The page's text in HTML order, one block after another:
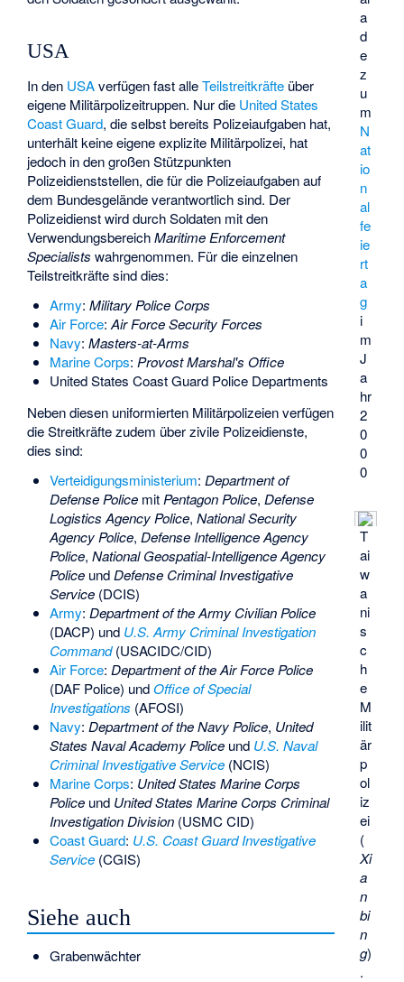
a
d
e
z
u
m
N
at
io
n
al
fe
ie
rt
a
g
i
m
J
a
hr
2
0
0
0
T
ai
w
a
ni
s
c
h
e
M
ilit
är
p
ol
iz
ei
(
Xi
a
n
bi
n
g)
.
USA
In den USAverfügen fast alleTeilstreitkräfte über
eigene Militärpolizeitruppen. Nur die United States
Coast Guard, die selbst bereits Polizeiaufgaben hat,
unterhält keine eigene explizite Militärpolizei, hat
jedoch in den großen Stützpunkten
Polizeidienststellen, die für die Polizeiaufgaben auf
dem Bundesgelände verantwortlich sind. Der
Polizeidienst wird durch Soldaten mit den
VerwendungsbereichMaritime Enforcement
Specialists wahrgenommen. Für die einzelnen
Teilstreitkräfte sind dies:
Army: Military Police Corps
Air Force:Air Force Security Forces
Navy: Masters-at-Arms
Marine Corps: Provost Marshal's Office
United States Coast Guard Police Departments
Neben diesen uniformierten Militärpolizeien verfügen
die Streitkräfte zudem über zivile Polizeidienste,
dies sind:
Verteidigungsministerium: Department of
Defense PolicemitPentagon Police, Defense
Logistics Agency Police, National Security
Agency Police, Defense Intelligence Agency
Police, National Geospatial-Intelligence Agency
PoliceundDefense Criminal Investigative
Service(DCIS)
Army: Department of the Army Civilian Police
(DACP) und U.S. Army Criminal Investigation
Command(USACIDC/CID)
Air Force: Department of the Air Force Police
(DAF Police) undOffice of Special
Investigations (AFOSI)
Navy: Department of the Navy Police, United
States Naval Academy Policeund U.S. Naval
Criminal Investigative Service(NCIS)
Marine Corps: United States Marine Corps
Policeund United States Marine Corps Criminal
Investigation Division(USMC CID)
Coast Guard: U.S. Coast Guard Investigative
Service(CGIS)
Siehe auch
Grabenwächter